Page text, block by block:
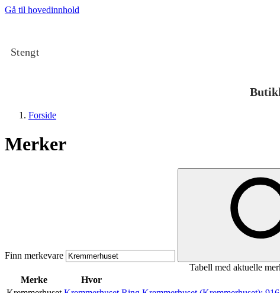
Gå til hovedinnhold
Stengt
Mat og drikke
Helse
Forside
Merker
Finn merkevare
Tabell med aktuelle
Merke
Hvor